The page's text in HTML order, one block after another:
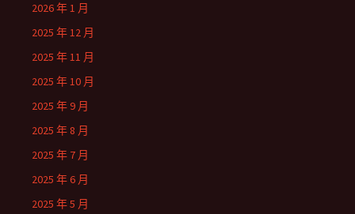
2026 年 1 月
2025 年 12 月
2025 年 11 月
2025 年 10 月
2025 年 9 月
2025 年 8 月
2025 年 7 月
2025 年 6 月
2025 年 5 月